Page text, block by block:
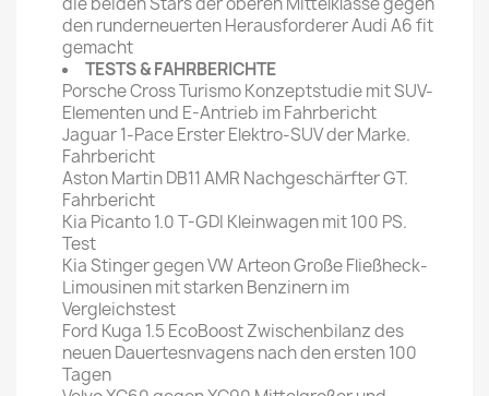
den runderneuerten Herausforderer Audi A6 fit
gemacht
TESTS & FAHRBERICHTE
Porsche Cross Turismo Konzeptstudie mit SUV-
Elementen und E-Antrieb im Fahrbericht
Jaguar 1-Pace Erster Elektro-SUV der Marke.
Fahrbericht
Aston Martin DB11 AMR Nachgeschärfter GT.
Fahrbericht
Kia Picanto 1.0 T-GDI Kleinwagen mit 100 PS.
Test
Kia Stinger gegen VW Arteon Große Fließheck-
Limousinen mit starken Benzinern im
Vergleichstest
Ford Kuga 1.5 EcoBoost Zwischenbilanz des
neuen Dauertesnvagens nach den ersten 100
Tagen